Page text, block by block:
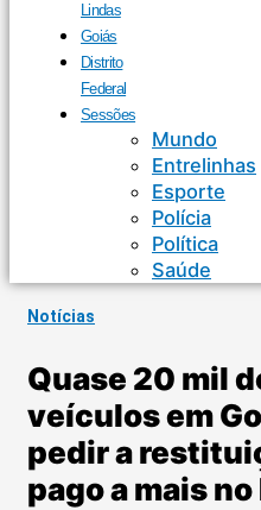
Lindas
Goiás
Distrito
Federal
Sessões
Mundo
Entrelinhas
Esporte
Polícia
Política
Saúde
Notícias
Quase 20 mil
veículos em
pedir a
pago a mais no